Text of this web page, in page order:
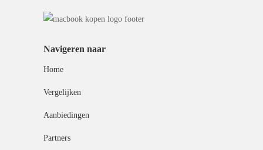
Navigeren naar
Home
Vergelijken
Aanbiedingen
Partners